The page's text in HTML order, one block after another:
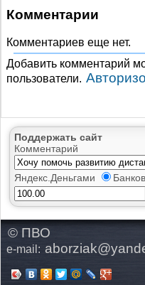
Комментарии
Комментариев еще нет.
Добавить комментарий
пользователи.
Поддержать сайт
Комментарий
Яндекс.Деньгами
© ПВО
e-mail: